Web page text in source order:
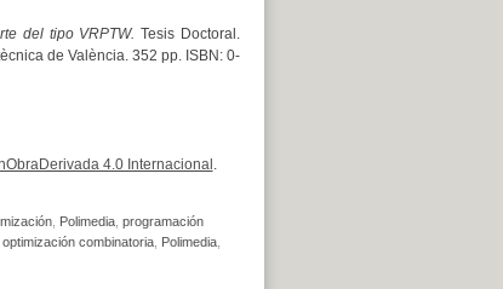
del tipo VRPTW.Tesis Doctoral.
de València. 352 pp. ISBN: 0-
4.0 Internacional .
, Polimedia, programación
optimización combinatoria, Polimedia,